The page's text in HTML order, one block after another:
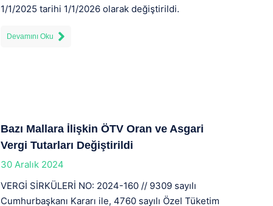
1/1/2025 tarihi 1/1/2026 olarak değiştirildi.
Devamını Oku
Bazı Mallara İlişkin ÖTV Oran ve Asgari
Vergi Tutarları Değiştirildi
30 Aralık 2024
VERGİ SİRKÜLERİ NO: 2024-160 // 9309 sayılı
Cumhurbaşkanı Kararı ile, 4760 sayılı Özel Tüketim